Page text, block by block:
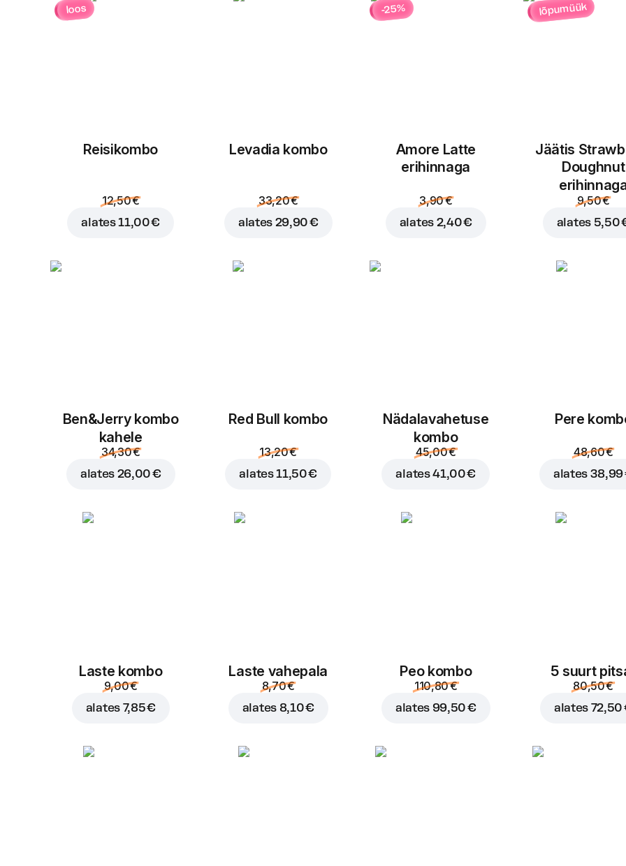
Lisa ostukorvi hinnaga
loos
Reisikombo
12,50 €
alates 11,00 €
Levadia kombo
33,20 €
alates 29,90 €
-25%
Amore Latte
erihinnaga
3,90 €
alates 2,40 €
lõpumüük
Jäätis
Doughnut
9,50 €
alates 5,50
Ben&Jerry kombo
kahele
34,30 €
alates 26,00 €
Red Bull kombo
13,20 €
alates11,50 €
Nädalavahetuse
kombo
45,00 €
alates41,00 €
Pere
48,60 €
alates 38,99
Laste kombo
9,00 €
alates 7,85 €
Laste vahepala
8,70 €
alates 8,10 €
Peo kombo
110,80 €
alates 99,50 €
5 suurt
80,50 €
alates 72,50